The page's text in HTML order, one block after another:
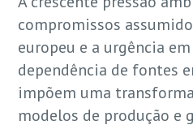
compromissos
europeu e a urgência
dependência de fontes
impõem uma
modelos de produção e